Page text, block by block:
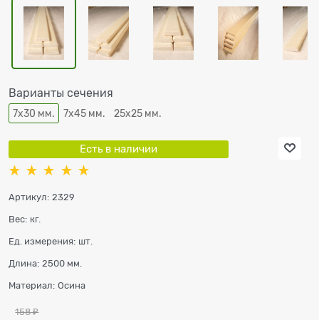
Варианты сечения
7х30 мм. 7х45 мм. 25х25 мм.
Есть в наличии
Артикул: 2329
Вес: кг.
Ед. измерения: шт.
Длина: 2500 мм.
Материал: Осина
158 ₽